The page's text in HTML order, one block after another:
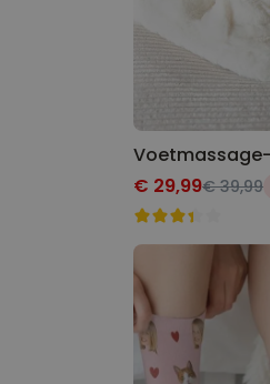
€ 29,99€ 39,99